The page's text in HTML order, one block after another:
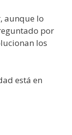
aunque lo
por
los
está en